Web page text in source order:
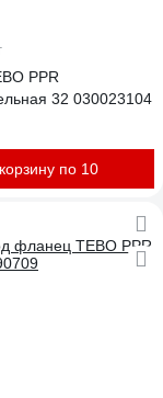
PPR
32 030023104
по 10